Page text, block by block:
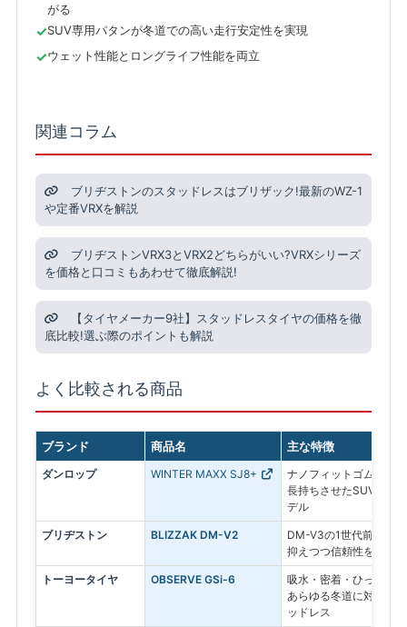
がる
SUV専用パタンが冬道での高い走行安定性を実現
ウェット性能とロングライフ性能を両立
関連コラム
ブリヂストンのスタッドレスはブリザック!最新のWZ-1
や定番VRXを解説
ブリヂストンVRX3とVRX2どちらがいい?VRXシリーズ
を価格と口コミもあわせて徹底解説!
【タイヤメーカー9社】スタッドレスタイヤの価格を徹
底比較!選ぶ際のポイントも解説
よく比較される商品
ブランド 商品名 主な特徴
ダンロップ WINTER MAXX SJ8+
ナノフィットゴムを採
長持ちさせたSUV専用
デル
ブリヂストン BLIZZAK DM-V2
DM-V3の1世代前のモ
抑えつつ信頼性を求め
トーヨータイヤ OBSERVE GSi-6
吸水・密着・ひっかき
あらゆる冬道に対応す
ッドレス